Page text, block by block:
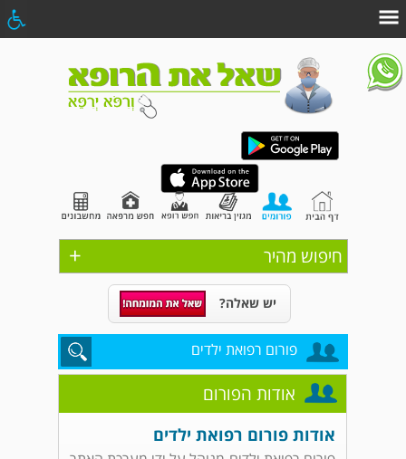
+ חיפוש מהיר
יש שאלה?
פורום רפואת ילדים
אודות הפורום
אודות פורום רפואת ילדים